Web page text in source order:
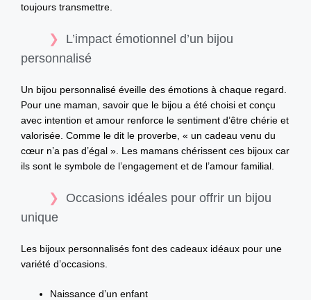
toujours transmettre.
L’impact émotionnel d’un bijou
personnalisé
Un bijou personnalisé éveille des émotions à chaque regard.
Pour une maman, savoir que le bijou a été choisi et conçu
avec intention et amour renforce le sentiment d’être chérie et
valorisée. Comme le dit le proverbe, « un cadeau venu du
cœur n’a pas d’égal ». Les mamans chérissent ces bijoux car
ils sont le symbole de l’engagement et de l’amour familial.
Occasions idéales pour offrir un bijou
unique
Les bijoux personnalisés font des cadeaux idéaux pour une
variété d’occasions.
Naissance d’un enfant